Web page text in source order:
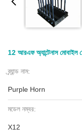
12 আরএফ অ্যান্টেনাস মোবাইল
ব্র্যান্ড নাম:
Purple Horn
মডেল নম্বর:
X12